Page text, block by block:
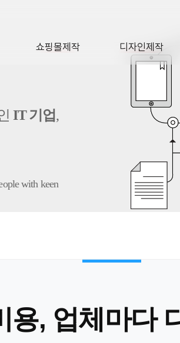
쇼핑몰제작 디자인제작
DESIGN
IT 기업,
with keen
용, 업체마다